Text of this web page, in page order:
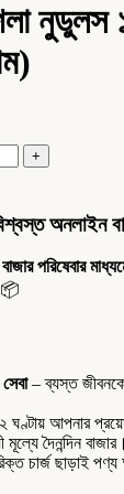
নুডুলস
অনলাইন
পরিষেবার
– ব্যস্ত
ঘণ্টায় আপনার
দৈনন্দিন বাজার।
চার্জ ছাড়াই পণ্য